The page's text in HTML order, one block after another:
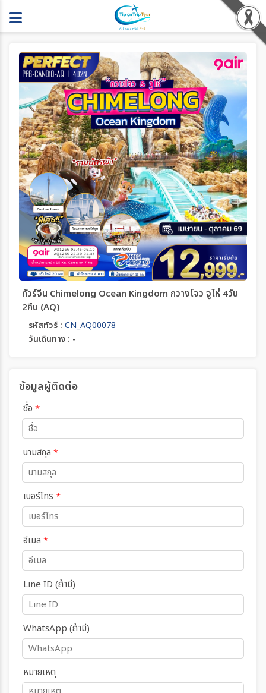
ทัวร์จีน Chimelong Ocean Kingdom กวางโจว จูไห่ 4วัน
2คืน (AQ)
รหัสทัวร์ : CN_AQ00078
วันเดินทาง : -
ข้อมูลผู้ติดต่อ
ชื่อ *
นามสกุล *
เบอร์โทร *
อีเมล *
Line ID (ถ้ามี)
WhatsApp (ถ้ามี)
หมายเหตุ